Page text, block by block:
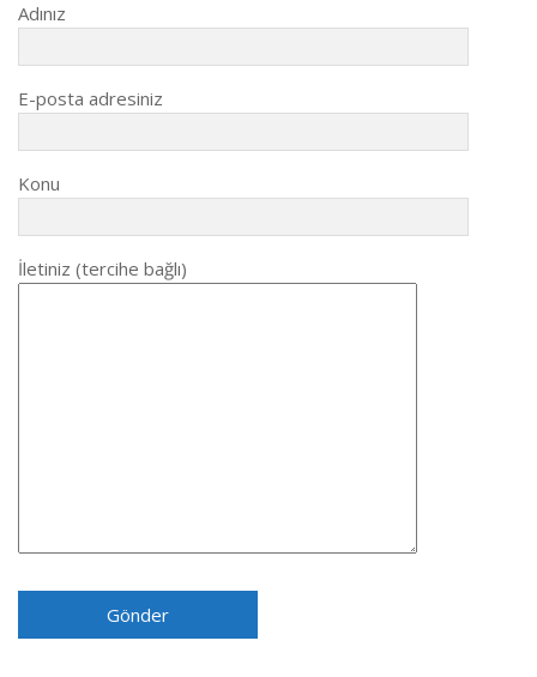
Adınız
E-posta adresiniz
Konu
İletiniz (tercihe bağlı)